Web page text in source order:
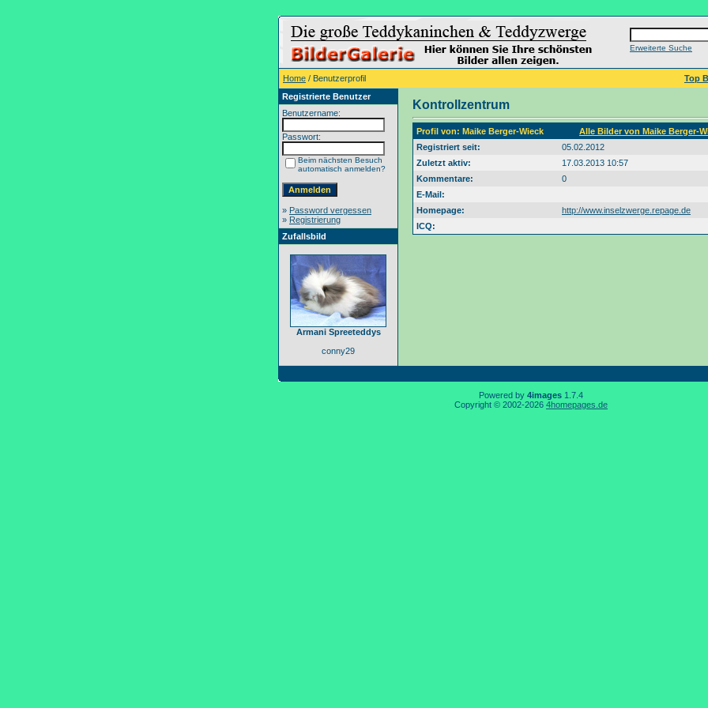
Erweiterte Suche
Home / Benutzerprofil Top
Registrierte Benutzer
Benutzername:
Passwort:
Beim nächsten Besuch
automatisch anmelden?
» Password vergessen
» Registrierung
Zufallsbild
Armani Spreeteddys
conny29
Kontrollzentrum
Profil von: Maike Berger-Wieck
Alle Bilder von Maike Berger-
Registriert seit:
05.02.2012
Zuletzt aktiv:
17.03.2013 10:57
Kommentare:
0
E-Mail:
Homepage:
http://www.inselzwerge.repage.de
ICQ:
Powered by 4images 1.7.4
Copyright © 2002-2026 4homepages.de